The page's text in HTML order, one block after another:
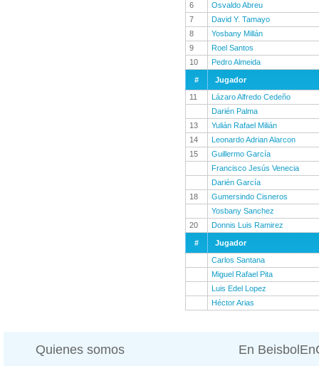
6
Osvaldo Abreu
7
David Y. Tamayo
8
Yosbany Millán
9
Roel Santos
10
Pedro Almeida
#
Jugador
11
Lázaro Alfredo Cedeño
Darién Palma
13
Yulián Rafael Milián
14
Leonardo Adrian Alarcon
15
Guillermo García
Francisco Jesús Venecia
Darién García
18
Gumersindo Cisneros
Yosbany Sanchez
20
Donnis Luis Ramirez
#
Jugador
Carlos Santana
Miguel Rafael Pita
Luis Edel Lopez
Héctor Arias
Quienes somos En